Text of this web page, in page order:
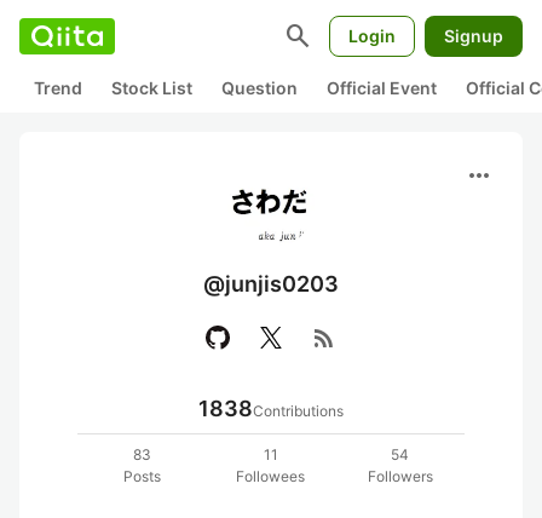
search Login Signup
Trend Stock List Question Official Event Official
more_horiz
@junjis0203
rss_feed
1838Contributions
83
Posts
11
Followees
54
Followers